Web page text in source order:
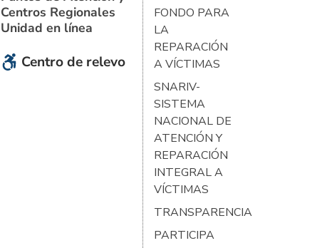
Centros Regionales
Unidad en línea
Centro de relevo
FONDO PARA
LA
REPARACIÓN
A VÍCTIMAS
SNARIV-
SISTEMA
NACIONAL DE
ATENCIÓN Y
REPARACIÓN
INTEGRAL A
VÍCTIMAS
TRANSPARENCIA
PARTICIPA